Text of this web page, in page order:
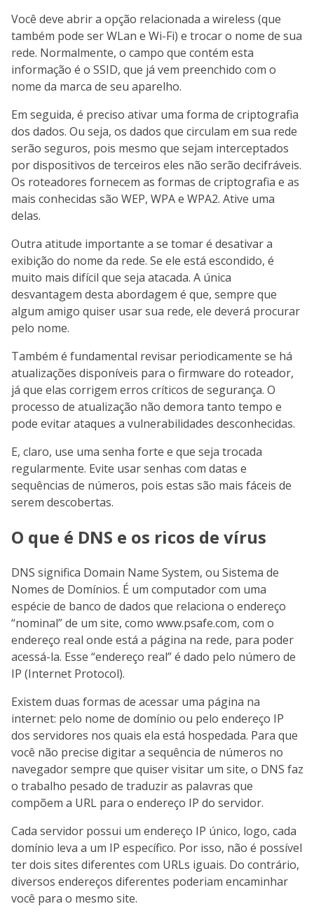
Você deve abrir a opção relacionada a wireless (que
também pode ser WLan e Wi-Fi) e trocar o nome de sua
rede. Normalmente, o campo que contém esta
informação é o SSID, que já vem preenchido com o
nome da marca de seu aparelho.
Em seguida, é preciso ativar uma forma de criptografia
dos dados. Ou seja, os dados que circulam em sua rede
serão seguros, pois mesmo que sejam interceptados
por dispositivos de terceiros eles não serão decifráveis.
Os roteadores fornecem as formas de criptografia e as
mais conhecidas são WEP, WPA e WPA2. Ative uma
delas.
Outra atitude importante a se tomar é desativar a
exibição do nome da rede. Se ele está escondido, é
muito mais difícil que seja atacada. A única
desvantagem desta abordagem é que, sempre que
algum amigo quiser usar sua rede, ele deverá procurar
pelo nome.
Também é fundamental revisar periodicamente se há
atualizações disponíveis para o firmware do roteador,
já que elas corrigem erros críticos de segurança. O
processo de atualização não demora tanto tempo e
pode evitar ataques a vulnerabilidades desconhecidas.
E, claro, use uma senha forte e que seja trocada
regularmente. Evite usar senhas com datas e
sequências de números, pois estas são mais fáceis de
serem descobertas.
O que é DNS e os ricos de vírus
DNS significa Domain Name System, ou Sistema de
Nomes de Domínios. É um computador com uma
espécie de banco de dados que relaciona o endereço
“nominal” de um site, como www.psafe.com, com o
endereço real onde está a página na rede, para poder
acessá-la. Esse “endereço real” é dado pelo número de
IP (Internet Protocol).
Existem duas formas de acessar uma página na
internet: pelo nome de domínio ou pelo endereço IP
dos servidores nos quais ela está hospedada. Para que
você não precise digitar a sequência de números no
navegador sempre que quiser visitar um site, o DNS faz
o trabalho pesado de traduzir as palavras que
compõem a URL para o endereço IP do servidor.
Cada servidor possui um endereço IP único, logo, cada
domínio leva a um IP específico. Por isso, não é possível
ter dois sites diferentes com URLs iguais. Do contrário,
diversos endereços diferentes poderiam encaminhar
você para o mesmo site.